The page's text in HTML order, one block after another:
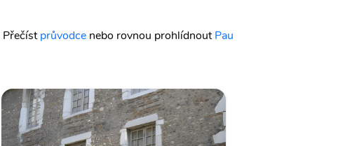
Přečístprůvodce nebo rovnou prohlídnoutPau